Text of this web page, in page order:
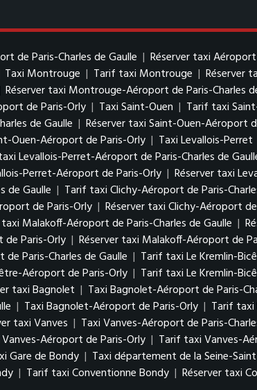
de Paris-Charles de Gaulle | Réserver taxi
Taxi Montrouge | Tarif taxi Montrouge | Réserver
Réserver taxi Montrouge-Aéroport de Paris-Charles
de Paris-Orly | Taxi Saint-Ouen | Tarif taxi
de Gaulle | Réserver taxi Saint-Ouen-Aéroport
Ouen-Aéroport de Paris-Orly | Taxi Levallois-Perret
Levallois-Perret-Aéroport de Paris-Charles de
Perret-Aéroport de Paris-Orly | Réserver taxi
de Gaulle | Tarif taxi Clichy-Aéroport de Paris-
de Paris-Orly | Réserver taxi Clichy-Aéroport
Malakoff-Aéroport de Paris-Charles de Gaulle |
Paris-Orly | Réserver taxi Malakoff-Aéroport de
Paris-Charles de Gaulle | Tarif taxi Le Kremlin-
Aéroport de Paris-Orly | Tarif taxi Le Kremlin-
taxi Bagnolet | Taxi Bagnolet-Aéroport de Paris-
| Taxi Bagnolet-Aéroport de Paris-Orly | Tarif
taxi Vanves | Taxi Vanves-Aéroport de Paris-
Aéroport de Paris-Orly | Tarif taxi Vanves-
Gare de Bondy | Taxi département de la Seine-
| Tarif taxi Conventionne Bondy | Réserver taxi